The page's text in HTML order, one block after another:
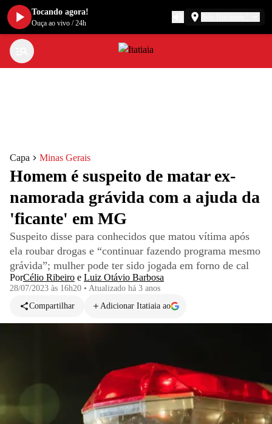
Capa Minas Gerais
Homem é suspeito de matar ex-
namorada grávida com a ajuda da
'ficante' em MG
Suspeito disse para conhecidos que matou vítima após
ela roubar drogas e “continuar fazendo programa mesmo
grávida”; mulher pode ter sido jogada em forno de cal
PorCélio Ribeiro e Luiz Otávio Barbosa
28/07/2023 às 16h20 • Atualizado há 3 anos
Compartilhar
Adicionar Itatiaia ao
Tocando agora!
Ouça ao vivo /24h